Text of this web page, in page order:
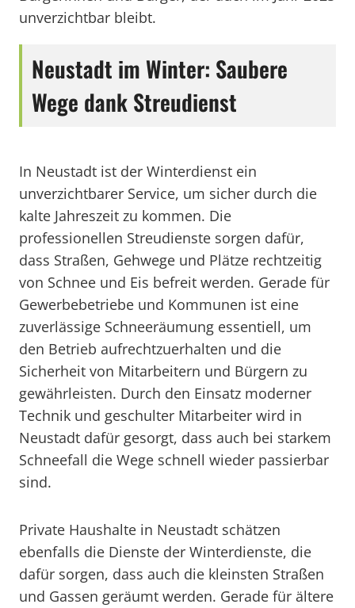
unverzichtbar bleibt.
Neustadt im Winter: Saubere
Wege dank Streudienst
In Neustadt ist der Winterdienst ein
unverzichtbarer Service, um sicher durch die
kalte Jahreszeit zu kommen. Die
professionellen Streudienste sorgen dafür,
dass Straßen, Gehwege und Plätze rechtzeitig
von Schnee und Eis befreit werden. Gerade für
Gewerbebetriebe und Kommunen ist eine
zuverlässige Schneeräumung essentiell, um
den Betrieb aufrechtzuerhalten und die
Sicherheit von Mitarbeitern und Bürgern zu
gewährleisten. Durch den Einsatz moderner
Technik und geschulter Mitarbeiter wird in
Neustadt dafür gesorgt, dass auch bei starkem
Schneefall die Wege schnell wieder passierbar
sind.
Private Haushalte in Neustadt schätzen
ebenfalls die Dienste der Winterdienste, die
dafür sorgen, dass auch die kleinsten Straßen
und Gassen geräumt werden. Gerade für ältere